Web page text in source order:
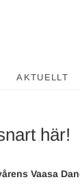
AKTUELLT
här!
Vaasa